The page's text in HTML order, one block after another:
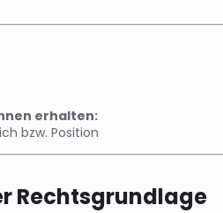
erhalten:
bzw. Position
Rechtsgrundlage